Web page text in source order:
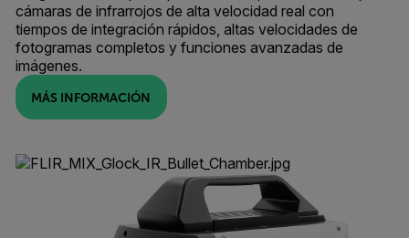
cámaras de infrarrojos de alta velocidad real con
tiempos de integración rápidos, altas velocidades de
fotogramas completos y funciones avanzadas de
imágenes.
MÁS INFORMACIÓN